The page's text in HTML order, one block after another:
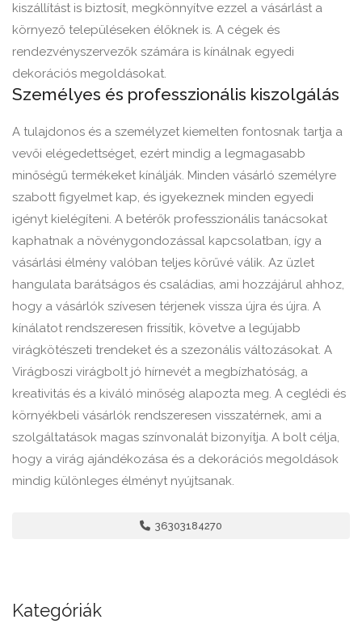
kiszállítást is biztosít, megkönnyítve ezzel a vásárlást a
környező településeken élőknek is. A cégek és
rendezvényszervezők számára is kínálnak egyedi
dekorációs megoldásokat.
Személyes és professzionális kiszolgálás
A tulajdonos és a személyzet kiemelten fontosnak tartja a
vevői elégedettséget, ezért mindig a legmagasabb
minőségű termékeket kínálják. Minden vásárló személyre
szabott figyelmet kap, és igyekeznek minden egyedi
igényt kielégíteni. A betérők professzionális tanácsokat
kaphatnak a növénygondozással kapcsolatban, így a
vásárlási élmény valóban teljes körűvé válik. Az üzlet
hangulata barátságos és családias, ami hozzájárul ahhoz,
hogy a vásárlók szívesen térjenek vissza újra és újra. A
kínálatot rendszeresen frissítik, követve a legújabb
virágkötészeti trendeket és a szezonális változásokat. A
Virágboszi virágbolt jó hírnevét a megbízhatóság, a
kreativitás és a kiváló minőség alapozta meg. A ceglédi és
környékbeli vásárlók rendszeresen visszatérnek, ami a
szolgáltatások magas színvonalát bizonyítja. A bolt célja,
hogy a virág ajándékozása és a dekorációs megoldások
mindig különleges élményt nyújtsanak.
36303184270
Kategóriák